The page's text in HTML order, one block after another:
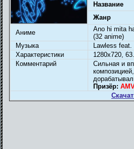
Название
Жанр
Аниме
Ano hi mita
(32 anime)
Музыка
Lawless
Характеристики
1280x720,
Комментарий
Сильная и
Призёр: